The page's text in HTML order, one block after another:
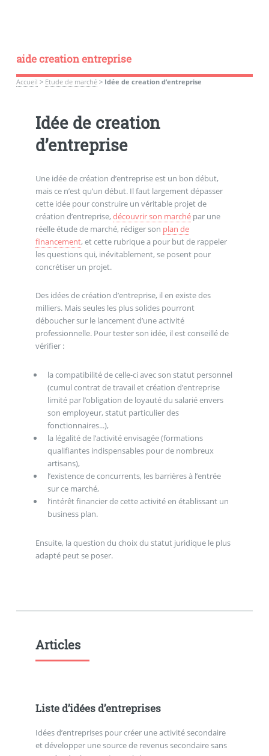
aide creation entreprise
Accueil > Etude de marché> Idée de creation d’entreprise
Idée de creation
d’entreprise
Une idée de création d’entreprise est un bon début,
mais ce n’est qu’un début. Il faut largement dépasser
cette idée pour construire un véritable projet de
création d’entreprise, découvrir son marchépar une
réelle étude de marché, rédiger son plan de
financement, et cette rubrique a pour but de rappeler
les questions qui, inévitablement, se posent pour
concrétiser un projet.
Des idées de création d’entreprise, il en existe des
milliers. Mais seules les plus solides pourront
déboucher sur le lancement d’une activité
professionnelle. Pour tester son idée, il est conseillé de
vérifier :
la compatibilité de celle-ci avec son statut personnel
(cumul contrat de travail et création d’entreprise
limité par l’obligation de loyauté du salarié envers
son employeur, statut particulier des
fonctionnaires...),
la légalité de l’activité envisagée (formations
qualifiantes indispensables pour de nombreux
artisans),
l’existence de concurrents, les barrières à l’entrée
sur ce marché,
l’intérêt financier de cette activité en établissant un
business plan.
Ensuite, la question du choix du statut juridique le plus
adapté peut se poser.
Articles
Liste d’idées d’entreprises
Idées d’entreprises pour créer une activité secondaire
et développer une source de revenus secondaire sans